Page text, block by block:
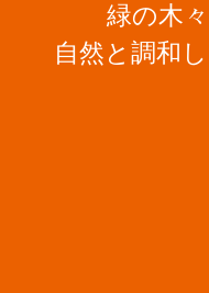
緑の木
自然と調和